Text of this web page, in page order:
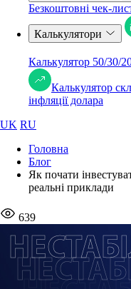
Безкоштовні чек-
Калькулятори
Калькулятор 50/30/
Калькулятор
iнфляції долара
UK RU
Головна
Блог
Як почати
реальні приклади
639